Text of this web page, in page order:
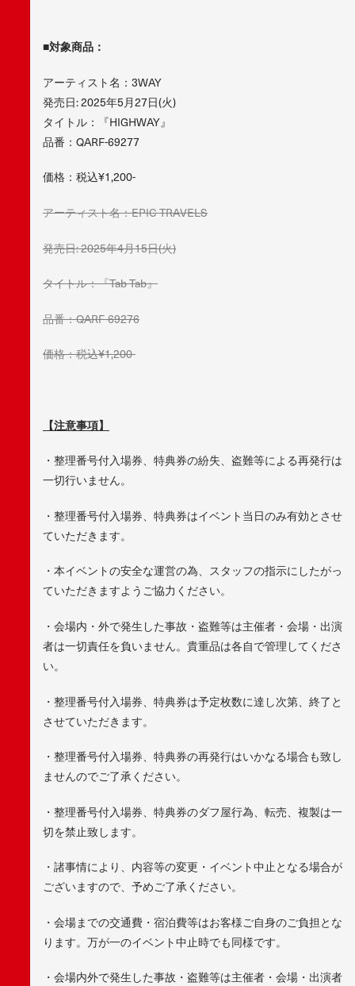
■対象商品：
アーティスト名：3WAY
発売日: 2025年5月27日(火)
タイトル：『HIGHWAY』
品番：QARF-69277
価格：税込¥1,200-
アーティスト名：EPIC TRAVELS
発売日: 2025年4月15日(火)
タイトル：『Tab Tab』
品番：QARF-69276
価格：税込¥1,200-
【注意事項】
・整理番号付入場券、特典券の紛失、盗難等による再発行は
一切行いません。
・整理番号付入場券、特典券はイベント当日のみ有効とさせ
ていただきます。
・本イベントの安全な運営の為、スタッフの指示にしたがっ
ていただきますようご協力ください。
・会場内・外で発生した事故・盗難等は主催者・会場・出演
者は一切責任を負いません。貴重品は各自で管理してくださ
い。
・整理番号付入場券、特典券は予定枚数に達し次第、終了と
させていただきます。
・整理番号付入場券、特典券の再発行はいかなる場合も致し
ませんのでご了承ください。
・整理番号付入場券、特典券のダフ屋行為、転売、複製は一
切を禁止致します。
・諸事情により、内容等の変更・イベント中止となる場合が
ございますので、予めご了承ください。
・会場までの交通費・宿泊費等はお客様ご自身のご負担とな
ります。万が一のイベント中止時でも同様です。
・会場内外で発生した事故・盗難等は主催者・会場・出演者